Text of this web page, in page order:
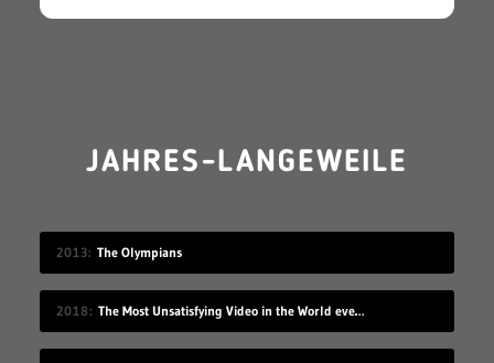
JAHRES-LANGEWEILE
2013 The Olympians
2018 The Most Unsatisfying Video in the World ever made – part 2